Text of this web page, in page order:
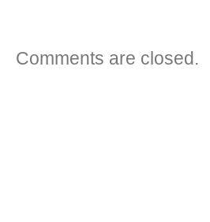
Comments are closed.